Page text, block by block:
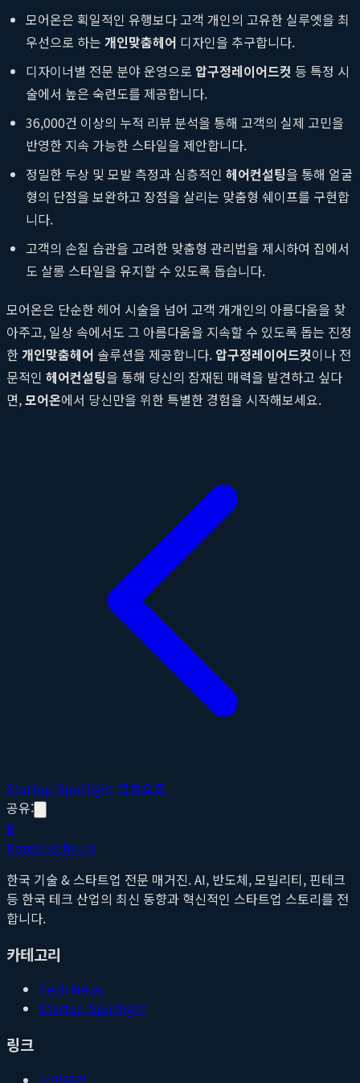
모어온은 획일적인 유행보다 고객 개인의 고유한 실루엣을 최
우선으로 하는 개인맞춤헤어 디자인을 추구합니다.
디자이너별 전문 분야 운영으로 압구정레이어드컷 등 특정 시
술에서 높은 숙련도를 제공합니다.
36,000건 이상의 누적 리뷰 분석을 통해 고객의 실제 고민을
반영한 지속 가능한 스타일을 제안합니다.
정밀한 두상 및 모발 측정과 심층적인 헤어컨설팅을 통해 얼굴
형의 단점을 보완하고 장점을 살리는 맞춤형 쉐이프를 구현합
니다.
고객의 손질 습관을 고려한 맞춤형 관리법을 제시하여 집에서
도 살롱 스타일을 유지할 수 있도록 돕습니다.
모어온은 단순한 헤어 시술을 넘어 고객 개개인의 아름다움을 찾
아주고, 일상 속에서도 그 아름다움을 지속할 수 있도록 돕는 진정
한개인맞춤헤어 솔루션을 제공합니다. 압구정레이어드컷이나 전
문적인 헤어컨설팅을 통해 당신의 잠재된 매력을 발견하고 싶다
면,모어온에서 당신만을 위한 특별한 경험을 시작해보세요.
Startup Spotlight 목록으로
공유:
K
KoreaTechHub
한국 기술 & 스타트업 전문 매거진. AI, 반도체, 모빌리티, 핀테크
등 한국 테크 산업의 최신 동향과 혁신적인 스타트업 스토리를 전
합니다.
카테고리
Tech News
Startup Spotlight
링크